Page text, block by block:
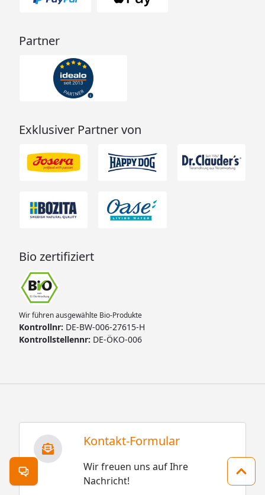
Partner
Exklusiver Partner von
Bio zertifiziert
Wir führen ausgewählte Bio-Produkte
Kontrollnr: DE-BW-006-27615-H
Kontrollstellennr: DE-ÖKO-006
Kontakt-Formular
Wir freuen uns auf Ihre
Nachricht!
Kontakt öffnen